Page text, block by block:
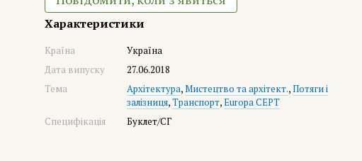
Характеристики
Країна
Україна
Дата випуску
27.06.2018
Тема
Архітектура,Мистецтво та архітект.,Потяги і
залізниця,Транспорт,Europa CEPT
Специфікація
Буклет/СГ